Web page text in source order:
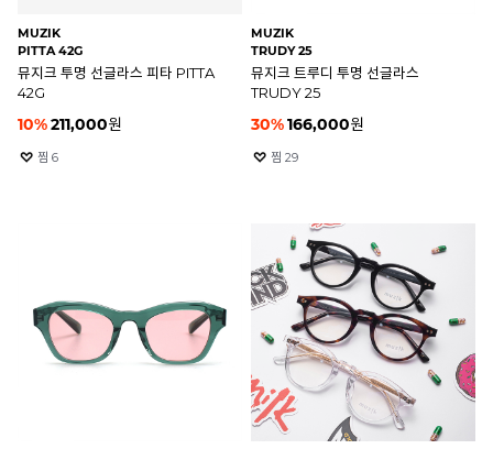
MUZIK
PITTA 42G
뮤지크 투명 선글라스 피타 PITTA
42G
10%211,000원
찜 6
MUZIK
TRUDY 25
뮤지크 트루디 투명 선글라스
TRUDY 25
30%166,000원
찜 29